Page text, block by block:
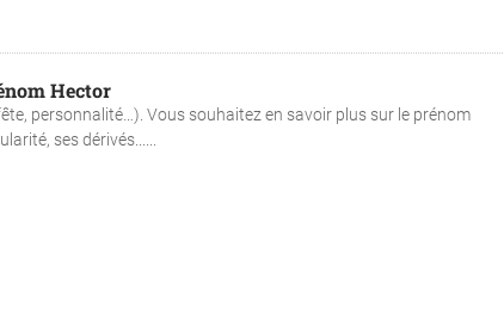
Hector
personnalité…). Vous souhaitez en savoir plus sur le prénom
ses dérivés......